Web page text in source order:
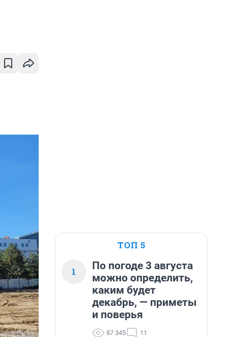
ТОП 5
1
По погоде 3 августа
можно определить,
каким будет
декабрь, — приметы
и поверья
87 345 11